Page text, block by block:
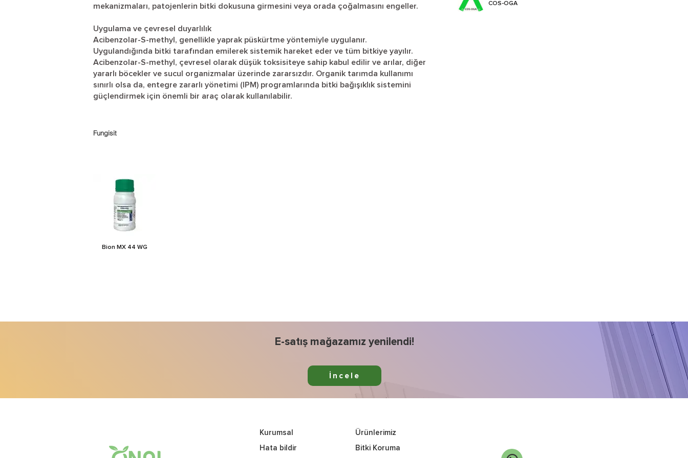
mekanizmaları, patojenlerin bitki dokusuna girmesini veya orada çoğalmasını engeller.
Uygulama ve çevresel duyarlılık
Acibenzolar-S-methyl, genellikle yaprak püskürtme yöntemiyle uygulanır.
Uygulandığında bitki tarafından emilerek sistemik hareket eder ve tüm bitkiye yayılır.
Acibenzolar-S-methyl, çevresel olarak düşük toksisiteye sahip kabul edilir ve arılar, diğer
yararlı böcekler ve sucul organizmalar üzerinde zararsızdır. Organik tarımda kullanımı
sınırlı olsa da, entegre zararlı yönetimi (IPM) programlarında bitki bağışıklık sistemini
güçlendirmek için önemli bir araç olarak kullanılabilir.
Fungisit
Bion MX 44 WG
COS-OGA
E-satış mağazamız yenilendi!
İncele
Kurumsal
Hata bildir
Ürünlerimiz
Bitki Koruma